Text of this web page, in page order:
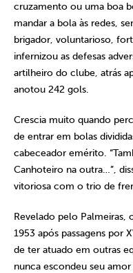
cruzamento ou uma boa
mandar a bola às redes,
brigador, voluntarioso,
infernizou as defesas
artilheiro do clube, atrás
anotou 242 gols.
Crescia muito quando
de entrar em bolas
cabeceador emérito.
Canhoteiro na outra…”,
vitoriosa com o trio de
Revelado pelo
1953 após passagens por
de ter atuado em outras
nunca escondeu seu